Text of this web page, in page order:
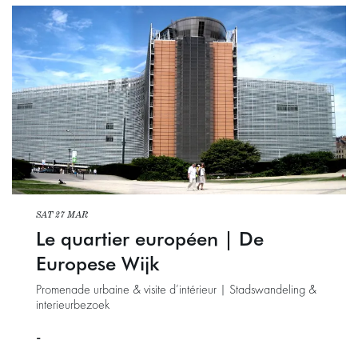
Le quartier européen | De
Europese Wijk
Promenade urbaine & visite d’intérieur | Stadswandeling &
interieurbezoek
SAT 27 MAR
-